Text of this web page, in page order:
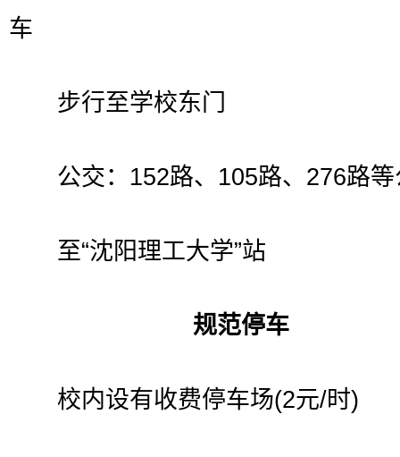
车
步行至学校东门
公交：152路、105路、276路等
至“沈阳理工大学”站
规范停车
校内设有收费停车场(2元/时)